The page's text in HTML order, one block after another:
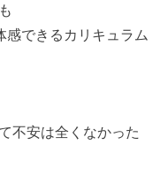
感できるカリキュラム
不安は全くなかった